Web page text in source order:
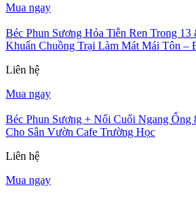
Mua ngay
Béc Phun Sương Hỏa Tiễn Ren Trong
Khuẩn Chuồng Trại Làm Mát Mái Tôn –
Liên hệ
Mua ngay
Béc Phun Sương + Nối Cuối Ngang
Cho Sân Vườn Cafe Trường Học
Liên hệ
Mua ngay